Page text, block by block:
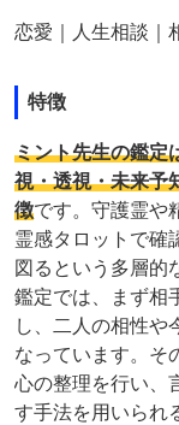
恋愛｜人生相談｜
特徴
ミント先生の鑑定
視・透視・未来予
徴です。守護霊や
霊感タロットで確
図るという多層的
鑑定では、まず相
し、二人の相性や
なっています。そ
心の整理を行い、
す手法を用いられ